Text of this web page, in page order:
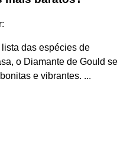
das espécies de
o Diamante de Gould se
e vibrantes. ...